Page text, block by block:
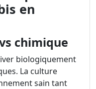
en
chimique
biologiquement
La culture
sain tant